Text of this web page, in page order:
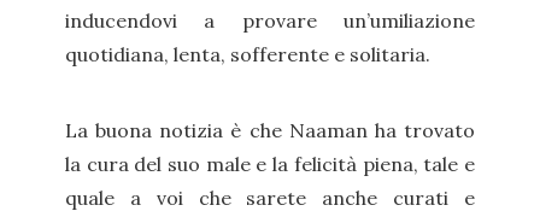
inducendovi a provare un’umiliazione
quotidiana, lenta, sofferente e solitaria.
La buona notizia è che Naaman ha trovato
la cura del suo male e la felicità piena, tale e
quale a voi che sarete anche curati e